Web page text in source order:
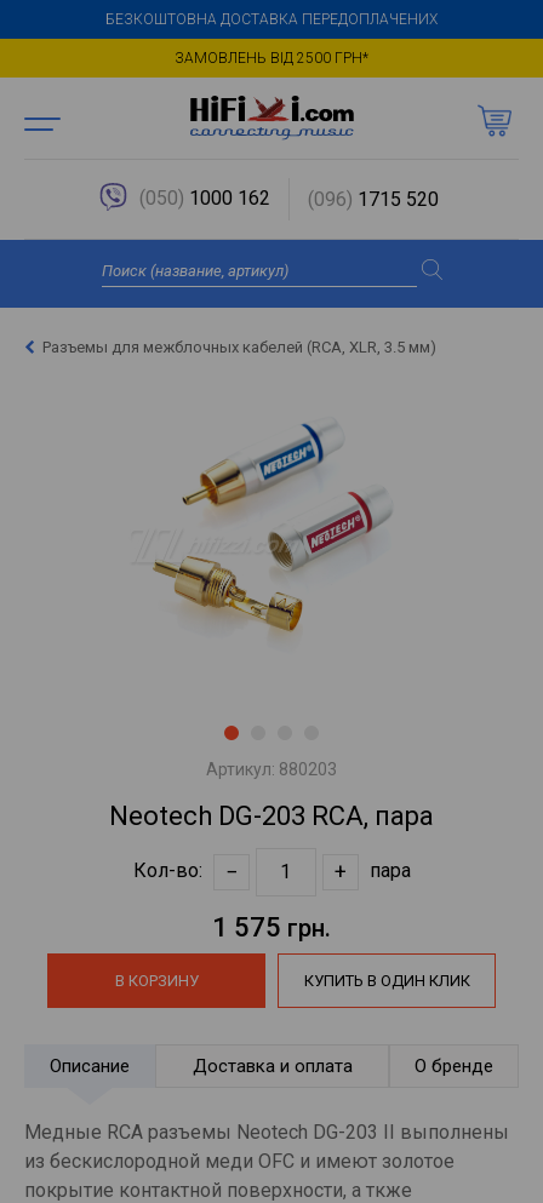
БЕЗКОШТОВНА ДОСТАВКА ПЕРЕДОПЛАЧЕНИХ
ЗАМОВЛЕНЬ ВІД 2500 ГРН*
(050) 1000 162 (096) 1715 520
Разъемы для межблочных кабелей (RCA, XLR, 3.5 мм)
Артикул: 880203
Neotech DG-203 RCA, пара
Кол-во: − + пара
1 575 грн.
В КОРЗИНУ КУПИТЬ В ОДИН КЛИК
Описание Доставка и оплата О бренде
Медные RCA разъемы Neotech DG-203 II выполнены
из бескислородной меди OFC и имеют золотое
покрытие контактной поверхности, а ткже